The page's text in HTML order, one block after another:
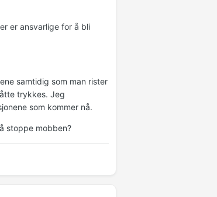
er ansvarlige for å bli
samtidig som man rister
trykkes. Jeg
som kommer nå.
stoppe mobben?